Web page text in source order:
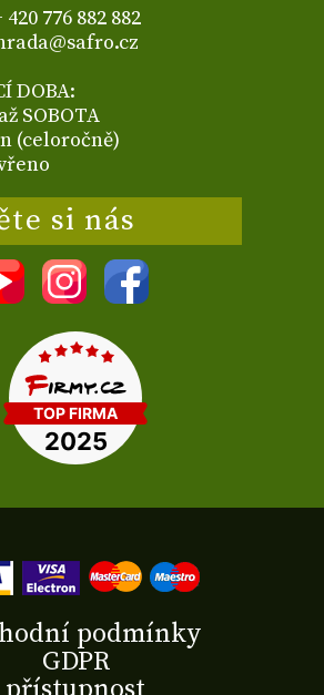
776 882 882
DOBA:
SOBOTA
(celoročně)
si nás
podmínky
GDPR